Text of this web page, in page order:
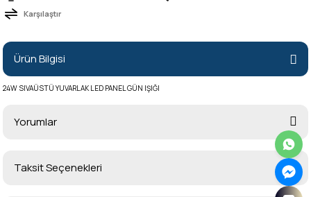
Karşılaştır
Ürün Bilgisi
24W SIVAÜSTÜ YUVARLAK LED PANEL GÜN IŞIĞI
Yorumlar
Bu ürüne ilk yorumu siz yapın!
Taksit Seçenekleri